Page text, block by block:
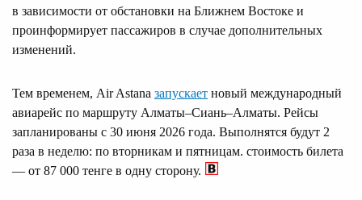
в зависимости от обстановки на Ближнем Востоке и
проинформирует пассажиров в случае дополнительных
изменений.
Тем временем, Air Astana запускает новый международный
авиарейс по маршруту Алматы–Сиань–Алматы. Рейсы
запланированы с 30 июня 2026 года. Выполнятся будут 2
раза в неделю: по вторникам и пятницам. стоимость билета
— от 87 000 тенге в одну сторону.